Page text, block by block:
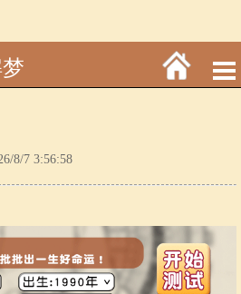
8/7 3:56:58